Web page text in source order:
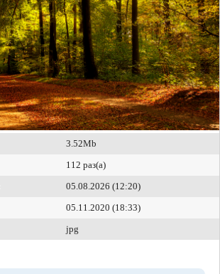
3.52Mb
112 раз(а)
05.08.2026 (12:20)
05.11.2020 (18:33)
jpg